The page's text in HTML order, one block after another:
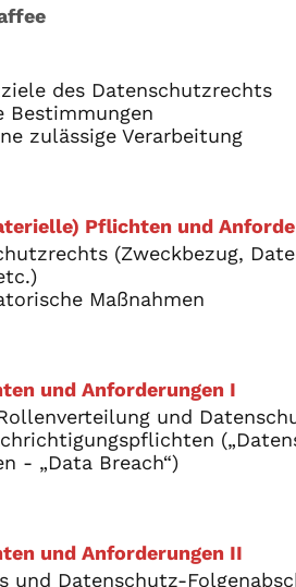
des Datenschutzrechts
Bestimmungen
zulässige Verarbeitung
Pflichten und
(Zweckbezug,
Maßnahmen
und Anforderungen I
und
- „Data Breach“)
und Anforderungen II
und Datenschutz-